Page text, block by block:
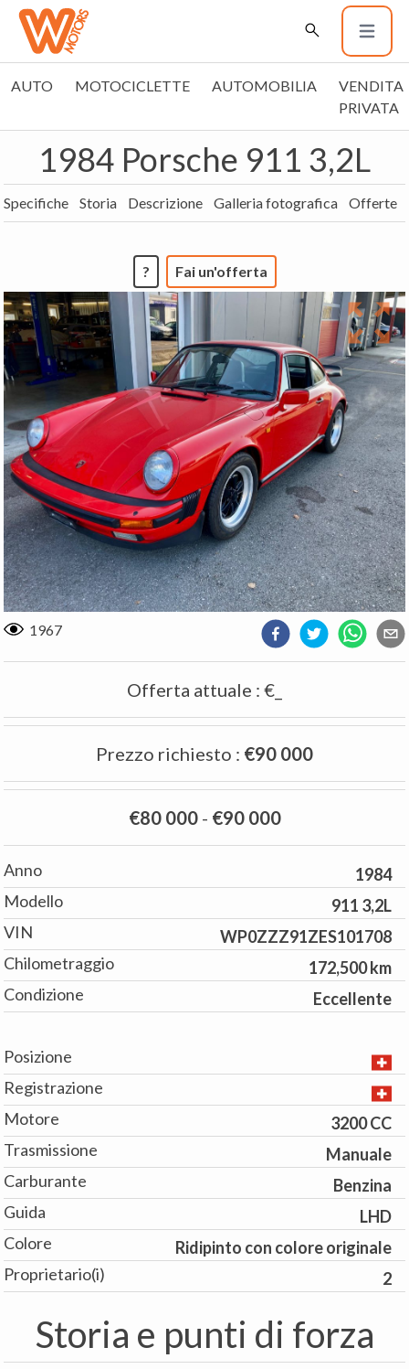
AUTO MOTOCICLETTE AUTOMOBILIA
VENDITA
PRIVATA
1984 Porsche 911 3,2L
Specifiche Storia Descrizione Galleria fotografica Offerte
? Fai un'offerta
1967
Offerta attuale : €_
Prezzo richiesto : €90 000
€80 000- €90 000
Anno
1984
Modello
911 3,2L
VIN
WP0ZZZ91ZES101708
Chilometraggio
172,500 km
Condizione
Eccellente
Posizione
Registrazione
Motore
3200 CC
Trasmissione
Manuale
Carburante
Benzina
Guida
LHD
Colore
Ridipinto con colore originale
Proprietario(i)
2
Storia e punti di forza